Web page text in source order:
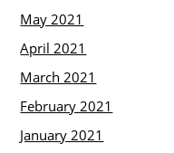
May 2021
April 2021
March 2021
February 2021
January 2021